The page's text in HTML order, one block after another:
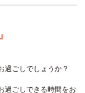
過ごしでしょうか？
過ごしできる時間をお